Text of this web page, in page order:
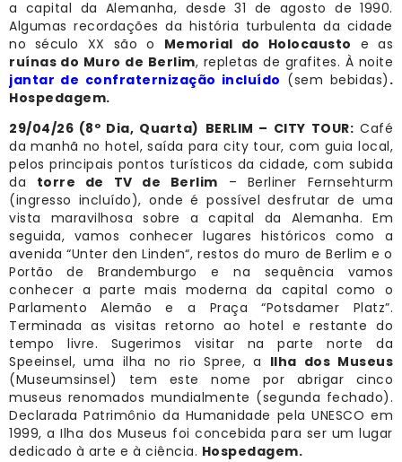
a capital da Alemanha, desde 31 de agosto de 1990.
Algumas recordações da história turbulenta da cidade
no século XX são o Memorial do Holocausto e as
ruínas do Muro de Berlim, repletas de grafites. À noite
jantar de confraternização incluído (sem bebidas) .
Hospedagem.
29/04/26 (8º Dia, Quarta) BERLIM – CITY TOUR: Café
da manhã no hotel, saída para city tour, com guia local,
pelos principais pontos turísticos da cidade, com subida
da torre de TV de Berlim – Berliner Fernsehturm
(ingresso incluído), onde é possível desfrutar de uma
vista maravilhosa sobre a capital da Alemanha. Em
seguida, vamos conhecer lugares históricos como a
avenida “Unter den Linden“, restos do muro de Berlim e o
Portão de Brandemburgo e na sequência vamos
conhecer a parte mais moderna da capital como o
Parlamento Alemão e a Praça “Potsdamer Platz”.
Terminada as visitas retorno ao hotel e restante do
tempo livre. Sugerimos visitar na parte norte da
Speeinsel, uma ilha no rio Spree, a Ilha dos Museus
(Museumsinsel) tem este nome por abrigar cinco
museus renomados mundialmente (segunda fechado).
Declarada Patrimônio da Humanidade pela UNESCO em
1999, a Ilha dos Museus foi concebida para ser um lugar
dedicado à arte e à ciência. Hospedagem.